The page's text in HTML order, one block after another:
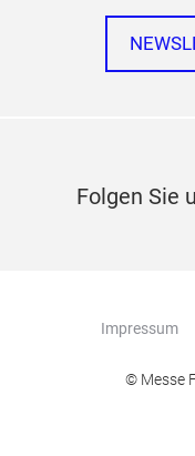
Folgen Sie
Impressum
© Messe